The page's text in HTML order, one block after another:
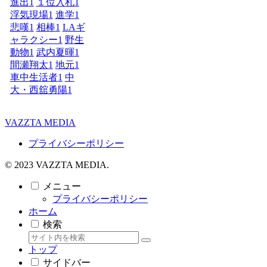
浮気現場1 進学1
悲嘆1 相棒1 LAギ
ャラクシー1 野生
動物1 武内夏暉1
間瀬翔太1 地元1
車中生活者1 中
大・西舘勇陽1
VAZZTA MEDIA
プライバシーポリシー
© 2023 VAZZTA MEDIA.
メニュー
プライバシーポリシー
ホーム
検索
トップ
サイドバー